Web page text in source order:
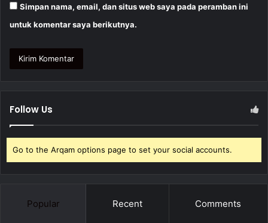
Simpan nama, email, dan situs web saya pada peramban ini
untuk komentar saya berikutnya.
Follow Us
Go to the Arqam options page to set your social accounts.
Popular Recent Comments